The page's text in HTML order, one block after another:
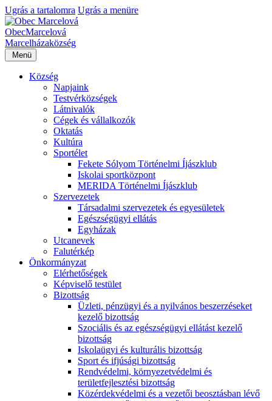
Ugrás a tartalomra Ugrás a menüre
ObecMarcelová
Marcelházaközség
Menü
Község
Napjaink
Testvérközségek
Látnivalók
Cégek és vállalkozók
Oktatás
Kultúra
Sportélet
Fekete Sólyom Történelmi Íjászklub
Iskolai sportközpont
MERIDA Történelmi Íjászklub
Szervezetek
Társadalmi szervezetek és egyesületek
Egészségügyi ellátás
Egyházak
Utcanevek
Falutérkép
Önkormányzat
Elérhetőségek
Képviselő testület
Bizottság
Üzleti, pénzügyi és a nyilvános beszerzéseket
kezelő bizottság
Szociális és az egészségügyi ellátást kezelő
bizottság
Iskolaügyi és kulturális bizottság
Sport és ifjúsági bizottság
Rendvédelmi, környezetvédelmi és
területfejlesztési bizottság
Közérdekvédelmi és a vezetői beosztásban lévő